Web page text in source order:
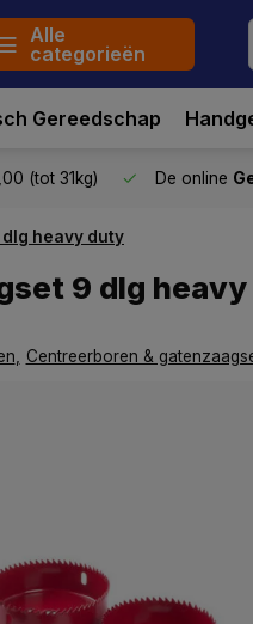
Alle
categorieën
Gereedschap
(tot 31kg) De online
heavy duty
9 dlg
Centreerboren &